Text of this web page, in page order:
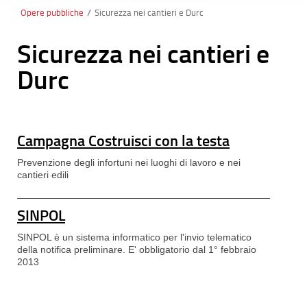
Opere pubbliche / Sicurezza nei cantieri e Durc
Sicurezza nei cantieri e
Durc
Campagna Costruisci con la testa
Prevenzione degli infortuni nei luoghi di lavoro e nei
cantieri edili
SINPOL
SINPOL è un sistema informatico per l'invio telematico
della notifica preliminare. E' obbligatorio dal 1° febbraio
2013